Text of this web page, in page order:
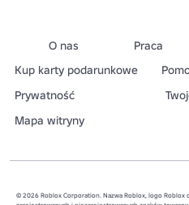
O nas Praca
Kup karty podarunkowe
Prywatność
Mapa witryny
© 2026 Roblox Corporation. Nazwa Roblox, logo Roblox